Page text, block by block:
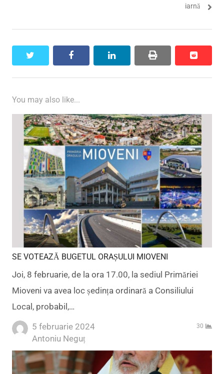
iarnă
facebook linkedin print reddit
reddit
You may also like...
SE VOTEAZĂ BUGETUL ORAȘULUI MIOVENI
Joi, 8 februarie, de la ora 17.00, la sediul Primăriei
Mioveni va avea loc ședința ordinară a Consiliului
Local, probabil,…
5 februarie 2024
Author
Antoniu Neguț
30